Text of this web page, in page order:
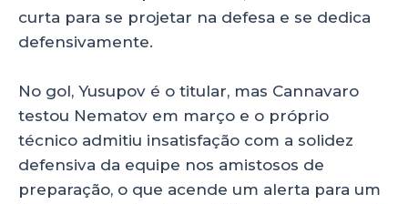
curta para se projetar na defesa e se dedica
defensivamente.
No gol, Yusupov é o titular, mas Cannavaro
testou Nematov em março e o próprio
técnico admitiu insatisfação com a solidez
defensiva da equipe nos amistosos de
preparação, o que acende um alerta para um